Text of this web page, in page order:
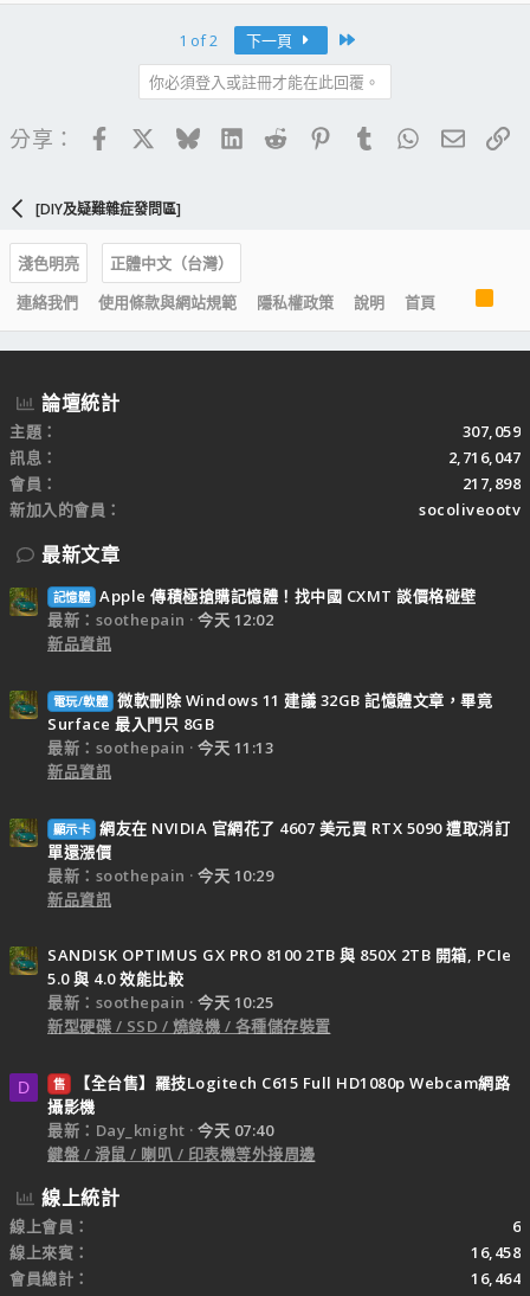
1 of 2 下一頁
你必須登入或註冊才能在此回覆。
分享： FacebookBlueskyLinkedIn
Reddit PinterestTumblrWhatsApp
電子
[DIY及疑難雜症發問區]
淺色明亮
正體中文（台灣）
連絡我們
使用條款與網站規範 隱私權政策 說明 首頁
R
S
S
論壇統計
主題
307,059
訊息
2,716,047
會員
217,898
新加入的會員
socoliveootv
最新文章
記憶體 Apple 傳積極搶購記憶體！找中國 CXMT 談價格碰壁
最新：soothepain
今天 12:02
新品資訊
電玩/軟體 微軟刪除 Windows 11 建議 32GB 記憶體文章，畢竟
Surface 最入門只 8GB
最新：soothepain
今天 11:13
新品資訊
顯示卡 網友在 NVIDIA 官網花了 4607 美元買 RTX 5090 遭取消訂
單還漲價
最新：soothepain
今天 10:29
新品資訊
SANDISK OPTIMUS GX PRO 8100 2TB 與 850X 2TB 開箱, PCIe
5.0 與 4.0 效能比較
最新：soothepain
今天 10:25
新型硬碟 / SSD / 燒錄機 / 各種儲存裝置
D 售
【全台售】羅技Logitech C615 Full HD1080p Webcam網路
攝影機
最新：Day_knight
今天 07:40
鍵盤 / 滑鼠 / 喇叭 / 印表機等外接周邊
線上統計
線上會員
6
線上來賓
16,458
會員總計
16,464